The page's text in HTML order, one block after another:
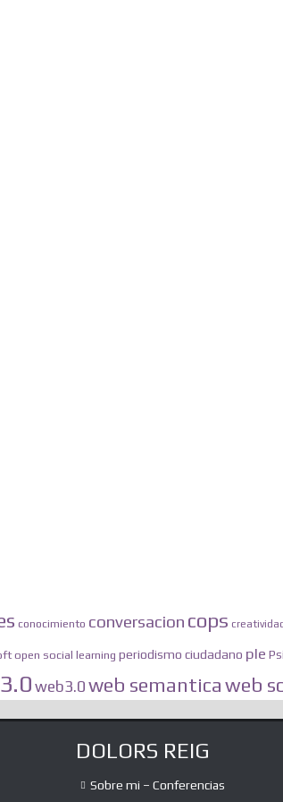
conocimiento conversacion cops creatividad
open social learning periodismo ciudadano ple
web3.0 web semantica web
DOLORS REIG
Sobre mi – Conferencias